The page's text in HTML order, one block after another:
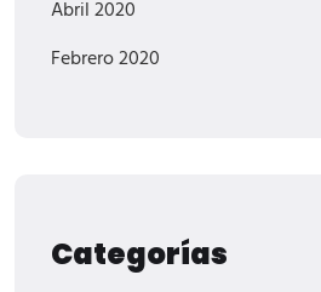
Abril 2020
Febrero 2020
Categorías